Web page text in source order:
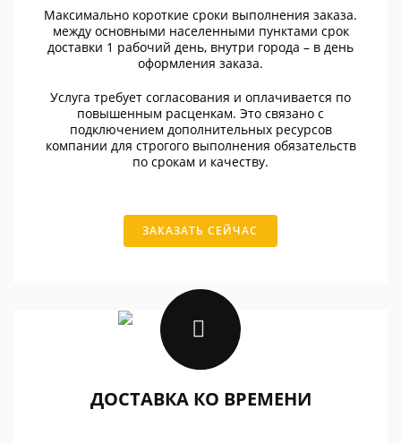
Максимально короткие сроки выполнения заказа.
между основными населенными пунктами срок
доставки 1 рабочий день, внутри города – в день
оформления заказа.
Услуга требует согласования и оплачивается по
повышенным расценкам. Это связано с
подключением дополнительных ресурсов
компании для строгого выполнения обязательств
по срокам и качеству.
ЗАКАЗАТЬ СЕЙЧАС
ДОСТАВКА КО ВРЕМЕНИ